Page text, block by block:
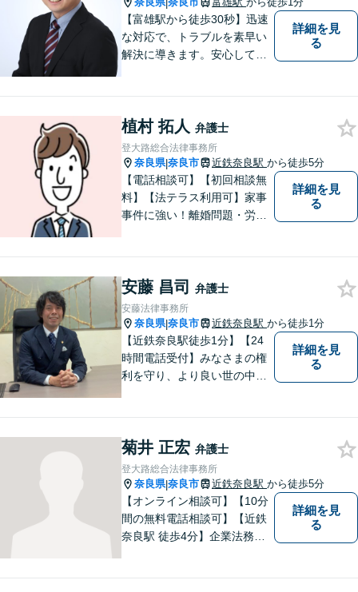
可】
|
【富雄駅から徒歩30秒】迅速
な対応で、トラブルを素早い
解決に導きます。安心して話
続・遺言・交通事故・借金・
債務整理などはお任せくださ
い。
詳細を見
る
植村 拓人 弁護士
登大路総合法律事務所
奈良県|奈良市 近鉄奈良駅 から徒歩5分
【電話相談可】【初回相談無
料】【法テラス利用可】家事
事件に強い！離婚問題・労働
談しやすい弁護士を目指す
【夜間・休日面談可】【完全
個室】【近鉄奈良駅5分】
詳細を見
る
安藤 昌司 弁護士
安藤法律事務所
奈良県|奈良市 近鉄奈良駅 から徒歩1分
【近鉄奈良駅徒歩1分】【24
時間電話受付】みなさまの権
利を守り、より良い世の中に
ています。法律トラブルでお
悩みごとがありましたら、お
気軽にご相談ください。
詳細を見
る
菊井 正宏 弁護士
登大路総合法律事務所
奈良県|奈良市 近鉄奈良駅 から徒歩5分
【オンライン相談可】【10分
間の無料電話相談可】【近鉄
奈良駅 徒歩4分】企業法務／
詳細を見
る